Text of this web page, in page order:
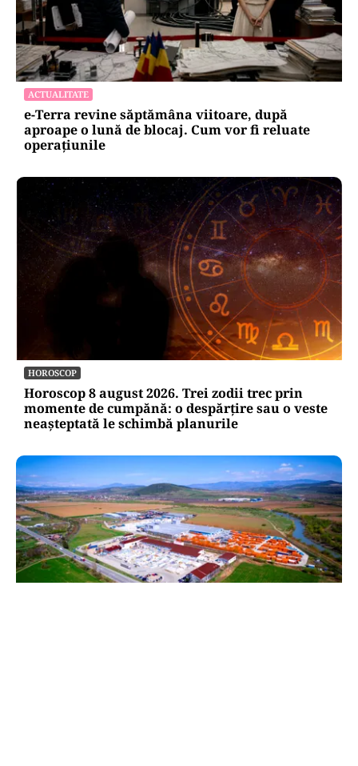
ACTUALITATE
e-Terra revine săptămâna viitoare, după
aproape o lună de blocaj. Cum vor fi reluate
operațiunile
HOROSCOP
Horoscop 8 august 2026. Trei zodii trec prin
momente de cumpănă: o despărțire sau o veste
neașteptată le schimbă planurile